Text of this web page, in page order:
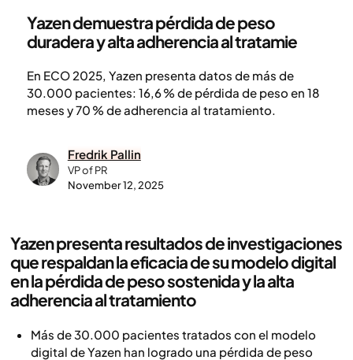
Yazen demuestra pérdida de peso
duradera y alta adherencia al tratamie
En ECO 2025, Yazen presenta datos de más de
30.000 pacientes: 16,6 % de pérdida de peso en 18
meses y 70 % de adherencia al tratamiento.
Fredrik Pallin
VP of PR
November 12, 2025
Yazen presenta resultados de investigaciones
que respaldan la eficacia de su modelo digital
en la pérdida de peso sostenida y la alta
adherencia al tratamiento
Más de 30.000 pacientes tratados con el modelo
digital de Yazen han logrado una pérdida de peso